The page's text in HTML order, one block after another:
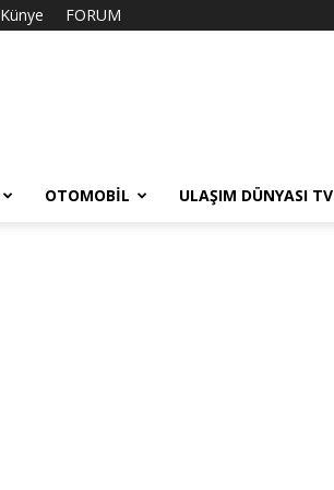
Künye FORUM
OTOMOBIL ULAŞIM DÜNYASI TV